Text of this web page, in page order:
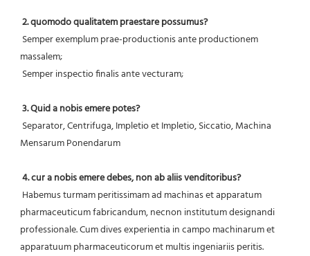
2. quomodo qualitatem praestare possumus?
massalem;
Semper inspectio finalis ante vecturam;
3. Quid a nobis emere potes?
Mensarum Ponendarum
4. cur a nobis emere debes, non ab aliis venditoribus?
pharmaceuticum fabricandum, necnon institutum designandi
professionale. Cum dives experientia in campo machinarum et
apparatuum pharmaceuticorum et multis ingeniariis peritis.